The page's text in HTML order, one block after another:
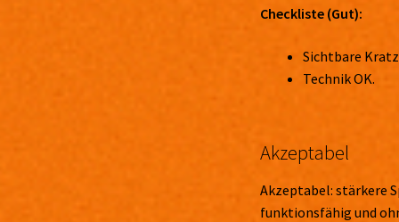
Checkliste (Gut):
Sichtbare
Technik OK.
Akzeptabel
Akzeptabel: stärkere
funktionsfähig und